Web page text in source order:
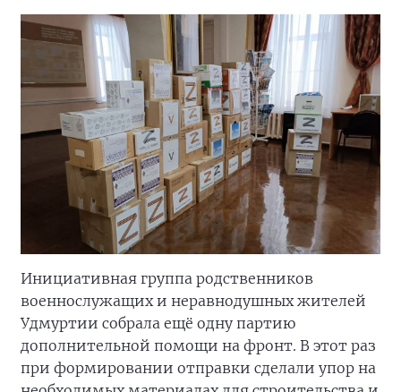
Инициативная группа родственников
военнослужащих и неравнодушных жителей
Удмуртии собрала ещё одну партию
дополнительной помощи на фронт. В этот раз
при формировании отправки сделали упор на